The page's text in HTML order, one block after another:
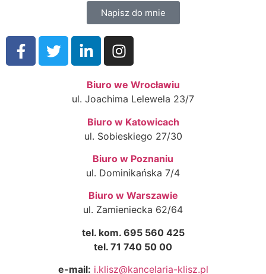
Napisz do mnie
Biuro we Wrocławiu
ul. Joachima Lelewela 23/7
Biuro w Katowicach
ul. Sobieskiego 27/30
Biuro w Poznaniu
ul. Dominikańska 7/4
Biuro w Warszawie
ul. Zamieniecka 62/64
tel. kom. 695 560 425
tel. 71 740 50 00
e-mail: i.klisz@kancelaria-klisz.pl